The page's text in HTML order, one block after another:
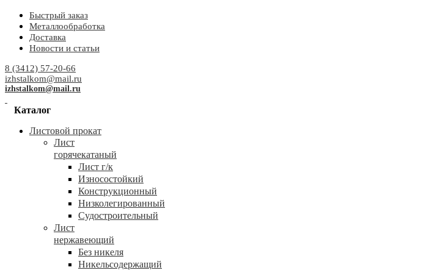
Быстрый заказ
Металлообработка
Доставка
Новости и статьи
8 (3412) 57-20-66
izhstalkom@mail.ru
izhstalkom@mail.ru
Каталог
Листовой прокат
Лист
горячекатаный
Лист г/к
Износостойкий
Конструкционный
Низколегированный
Судостроительный
Лист
нержавеющий
Без никеля
Никельсодержащий